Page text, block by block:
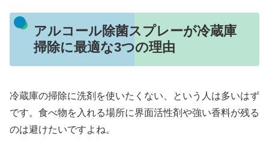
アルコール除菌スプレーが冷蔵庫
掃除に最適な3つの理由
冷蔵庫の掃除に洗剤を使いたくない、という人は多いはず
です。食べ物を入れる場所に界面活性剤や強い香料が残る
のは避けたいですよね。